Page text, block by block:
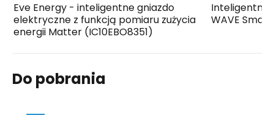
Eve Energy - inteligentne gniazdo
elektryczne z funkcją pomiaru zużycia
energii Matter (IC10EBO8351)
Inteligentna
WAVE
Do pobrania